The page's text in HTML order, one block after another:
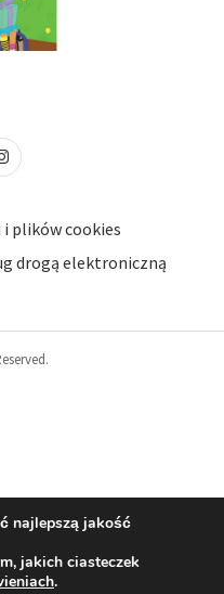
plików cookies
drogą elektroniczną
najlepszą jakość
jakich ciasteczek
.